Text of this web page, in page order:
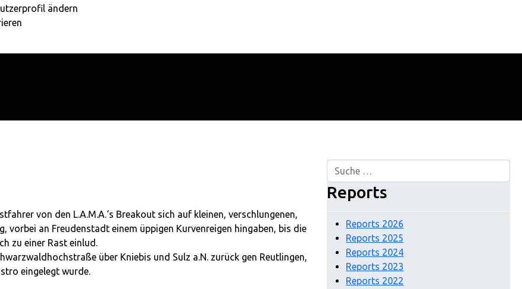
ändern
von den L.A.M.A.‘s Breakout sich auf kleinen, verschlungenen,
an Freudenstadt einem üppigen Kurvenreigen hingaben, bis die
zu einer Rast einlud.
über Kniebis und Sulz a.N. zurück gen Reutlingen,
eingelegt wurde.
Suchen
Reports
Reports 2026
Reports 2025
Reports 2024
Reports 2023
Reports 2022